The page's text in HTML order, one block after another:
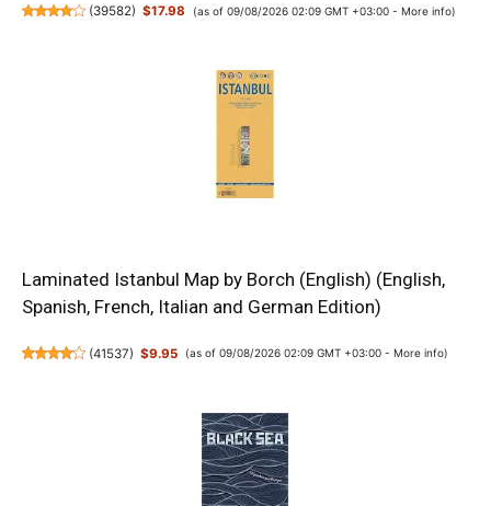
(39582) $17.98 (as of 09/08/2026 02:09 GMT +03:00 - More info)
Laminated Istanbul Map by Borch (English) (English,
Spanish, French, Italian and German Edition)
(41537) $9.95 (as of 09/08/2026 02:09 GMT +03:00 - More info)